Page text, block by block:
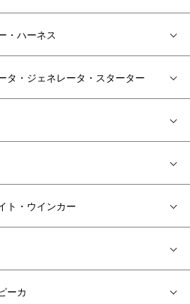
・ハーネス
タ・ジェネレータ・スターター
ト・ウインカー
ーカ